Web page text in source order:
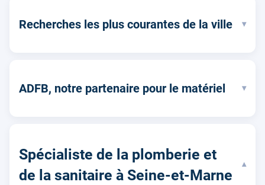
Recherches les plus courantes de la ville ▾
ADFB, notre partenaire pour le matériel ▾
Spécialiste de la plomberie et
de la sanitaire à Seine-et-Marne
▾